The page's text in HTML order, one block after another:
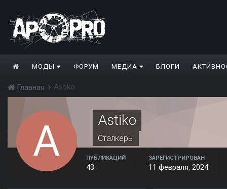
МОДЫ ФОРУМ МЕДИА БЛОГИ
Главная Astiko
Astiko
Сталкеры
ПУБЛИКАЦИЙ
43
ЗАРЕГИСТРИРОВАН
11 февраля, 2024